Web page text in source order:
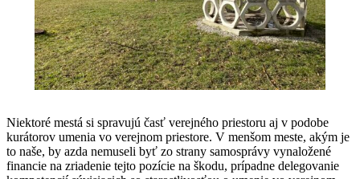
Niektoré mestá si spravujú časť verejného priestoru aj v podobe
kurátorov umenia vo verejnom priestore. V menšom meste, akým je
to naše, by azda nemuseli byť zo strany samosprávy vynaložené
financie na zriadenie tejto pozície na škodu, prípadne delegovanie